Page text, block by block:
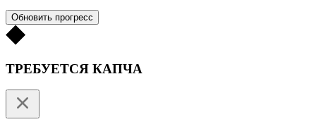
Обновить прогресс
ТРЕБУЕТСЯ КАПЧА